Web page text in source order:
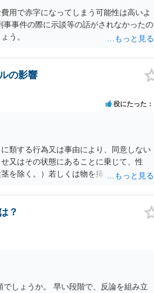
用で赤字になってしまう可能性は高いよ
事件の際に示談等の話がされなかったの
う。
の影響
役にたった
類する行為又は事由により、同意しない
又はその状態にあることに乗じて、性
を除く。）若しくは物を挿入する行為で
条 1次に掲げる行為又は事由その他これら
若しくは全うすることが困難な状態にさ
させること又はそれらの影響があるこ
ない意思を形成し、表明し若しくは全う
？
しょうか。 早い段階で、反論を組み立